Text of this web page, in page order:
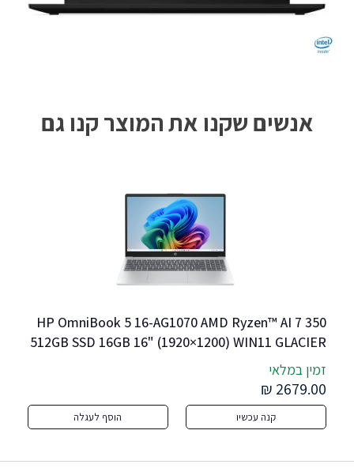
אנשים שקנו את המוצר קנו גם
זמין במלאי
2679.00 ₪
קנה עכשיו הוסף לעגלה